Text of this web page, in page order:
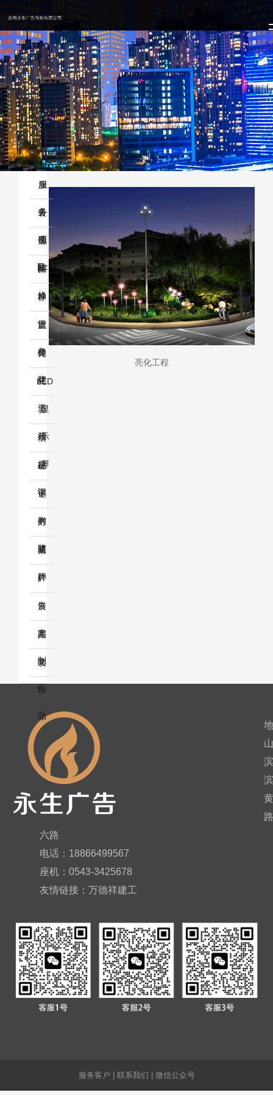
服
务
项
目:
装
饰
装
修
店
招
精
神
堡
垒
标
识
标
牌
宣
传
栏
亮
化
工
程
LED
显
示
屏
警
示
标
识
精
品
字
证
卡
胸
牌
证
书
奖
杯
灯
箱
桌
牌
广
告
定
制
礼
品
展
具
图
文
快
印
喷
印
亮化工程
六路
电话：18866499567
座机：0543-3425678
友情链接： 万德祥建工
服务客户 | 联系我们 | 微信公众号